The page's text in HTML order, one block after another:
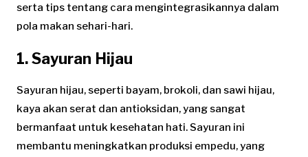
serta tips tentang cara mengintegrasikannya dalam
pola makan sehari-hari.
1. Sayuran Hijau
Sayuran hijau, seperti bayam, brokoli, dan sawi hijau,
kaya akan serat dan antioksidan, yang sangat
bermanfaat untuk kesehatan hati. Sayuran ini
membantu meningkatkan produksi empedu, yang